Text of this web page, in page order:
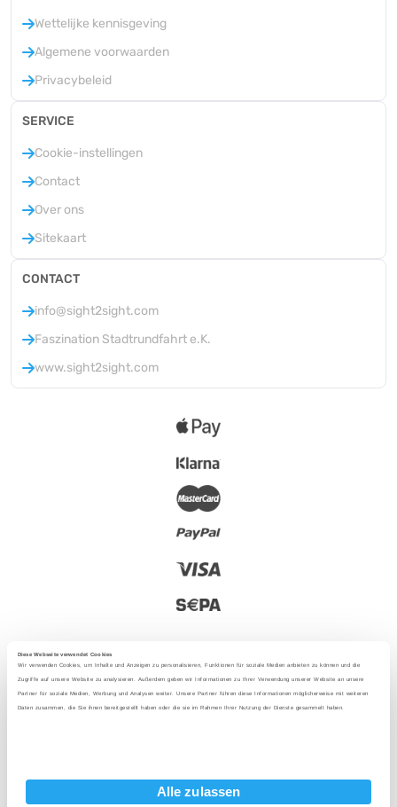
Diese Webseite verwendet Cookies
Wir verwenden Cookies, um Inhalte und Anzeigen zu personalisieren, Funktionen für soziale Medien anbieten zu können und die
Zugriffe auf unsere Website zu analysieren. Außerdem geben wir Informationen zu Ihrer Verwendung unserer Website an unsere
Partner für soziale Medien, Werbung und Analysen weiter. Unsere Partner führen diese Informationen möglicherweise mit weiteren
Daten zusammen, die Sie ihnen bereitgestellt haben oder die sie im Rahmen Ihrer Nutzung der Dienste gesammelt haben.
Alle zulassen
Wettelijke kennisgeving
Algemene voorwaarden
Privacybeleid
SERVICE
Cookie-instellingen
Contact
Over ons
Sitekaart
CONTACT
info@sight2sight.com
Faszination Stadtrundfahrt e.K.
www.sight2sight.com
2025 - Met liefde uit Berlijn